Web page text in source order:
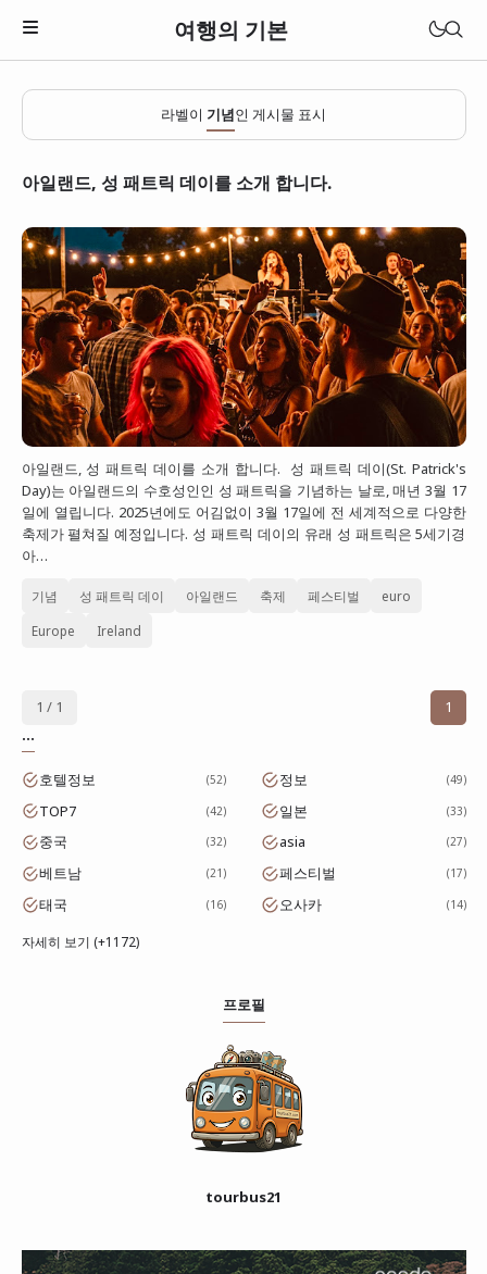
여행의 기본
일본
베트남
태국
대만
이탈리아
스위스
라벨이 기념인 게시물 표시
아일랜드, 성 패트릭 데이를 소개 합니다.
아일랜드, 성 패트릭 데이를 소개 합니다. 성 패트릭 데이(St. Patrick's
Day)는 아일랜드의 수호성인인 성 패트릭을 기념하는 날로, 매년 3월 17
일에 열립니다. 2025년에도 어김없이 3월 17일에 전 세계적으로 다양한
축제가 펼쳐질 예정입니다. 성 패트릭 데이의 유래 성 패트릭은 5세기경
아…
기념 성 패트릭 데이 아일랜드 축제 페스티벌 euro
Europe Ireland
1 / 1
1
...
호텔정보 52 정보 49
TOP7 42 일본 33
중국 32 asia 27
베트남 21 페스티벌 17
태국 16 오사카 14
자세히 보기 (+1172)
프로필
tourbus21